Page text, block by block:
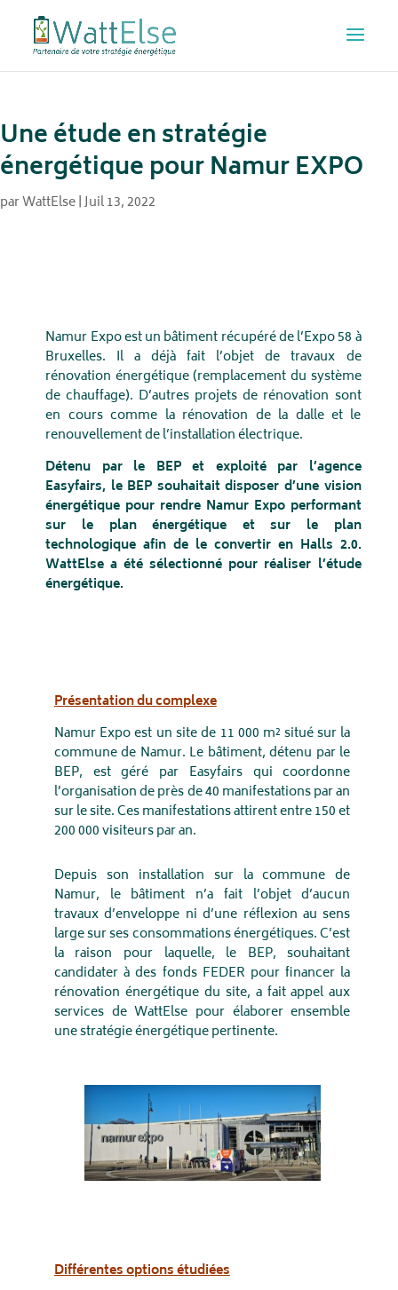
Une étude en stratégie
énergétique pour Namur EXPO
parWattElse|Juil 13, 2022
Namur Expo est un bâtiment récupéré de l’Expo 58 à
Bruxelles. Il a déjà fait l’objet de travaux de
rénovation énergétique (remplacement du système
de chauffage). D’autres projets de rénovation sont
en cours comme la rénovation de la dalle et le
renouvellement de l’installation électrique.
Détenu par le BEP et exploité par l’agence
Easyfairs, le BEP souhaitait disposer d’une vision
énergétique pour rendre Namur Expo performant
sur le plan énergétique et sur le plan
technologique afin de le convertir en Halls 2.0.
WattElse a été sélectionné pour réaliser l’étude
énergétique.
Présentation du complexe
Namur Expo est un site de 11 000 m² situé sur la
commune de Namur. Le bâtiment, détenu par le
BEP, est géré par Easyfairs qui coordonne
l’organisation de près de 40 manifestations par an
sur le site. Ces manifestations attirent entre 150 et
200 000 visiteurs par an.
Depuis son installation sur la commune de
Namur, le bâtiment n’a fait l’objet d’aucun
travaux d’enveloppe ni d’une réflexion au sens
large sur ses consommations énergétiques. C’est
la raison pour laquelle, le BEP, souhaitant
candidater à des fonds FEDER pour financer la
rénovation énergétique du site, a fait appel aux
services de WattElse pour élaborer ensemble
une stratégie énergétique pertinente.
Différentes options étudiées